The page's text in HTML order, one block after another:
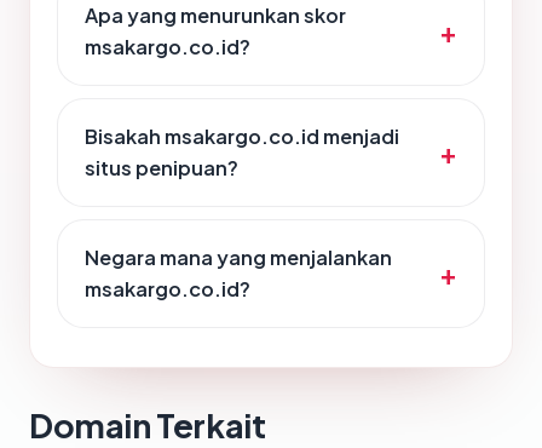
Apa yang menurunkan skor
msakargo.co.id?
Bisakah msakargo.co.id menjadi
situs penipuan?
Negara mana yang menjalankan
msakargo.co.id?
Domain Terkait